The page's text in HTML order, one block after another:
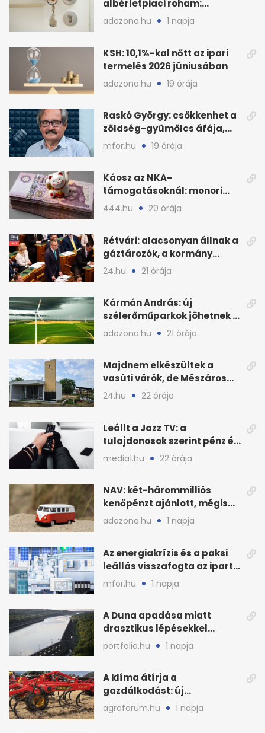
albérletpiaci roham:
ennyibe kerülnek a kiadó
adozona.hu 1 napja
KSH: 10,1%-kal nőtt az ipari
termelés 2026 júniusában
adozona.hu 19 órája
Raskó György: csökkenhet a
zöldség-gyümölcs áfája,
bajban a kukorica
mfor.hu 19 órája
Káosz az NKA-
támogatásoknál: monori
civilek elszámolásai és
444.hu 20 órája
Rétvári: alacsonyan állnak a
gáztározók, a kormány
válságról válságra jut
24.hu 21 órája
Kármán András: új
szélerőműparkok jöhetnek a
kormányülés döntése
adozona.hu 21 órája
Majdnem elkészültek a
vasúti várók, de Mészáros
bizalmasa leromboltatja
24.hu 22 órája
Leállt a Jazz TV: a
tulajdonosok szerint pénz és
szabályok döntöttek
media1.hu 22 órája
NAV: két-hárommilliós
kenőpénzt ajánlott, mégis
lefoglalták a hamis árut
adozona.hu 1 napja
Az energiakrízis és a paksi
leállás visszafogta az ipart,
nyáron kisebb a kár
mfor.hu 1 napja
A Duna apadása miatt
drasztikus lépésekkel
védenék a cernavodăi
atomerőművet
portfolio.hu 1 napja
A klíma átírja a
gazdálkodást: új
megoldásokat keres a
mezőgazdaság
agroforum.hu 1 napja